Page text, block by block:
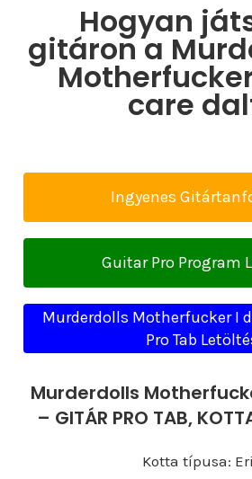
Hogyan
gitáron a
care
Ingyenes
Guitar Pro Program
Murderdolls Motherfucker I
Pro Tab
Murderdolls
– GITÁR PRO TAB,
Kotta típusa: